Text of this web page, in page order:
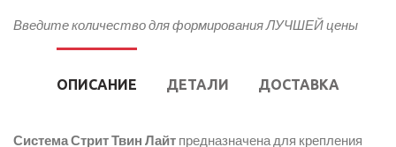
Введите количество для формирования ЛУЧШЕЙ цены
ОПИСАНИЕ ДЕТАЛИ ДОСТАВКА
Система Стрит Твин Лайт предназначена для крепления